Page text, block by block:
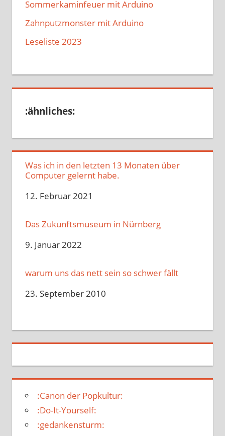
Sommerkaminfeuer mit Arduino
Zahnputzmonster mit Arduino
Leseliste 2023
:ähnliches:
Was ich in den letzten 13 Monaten über
Computer gelernt habe.
Datum
12. Februar 2021
Das Zukunftsmuseum in Nürnberg
Datum
9. Januar 2022
warum uns das nett sein so schwer fällt
Datum
23. September 2010
:Canon der Popkultur:
:Do-It-Yourself:
:gedankensturm: